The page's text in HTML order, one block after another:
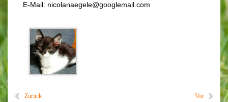
E-Mail: nicolanaegele@googlemail.com
Zurück Vor